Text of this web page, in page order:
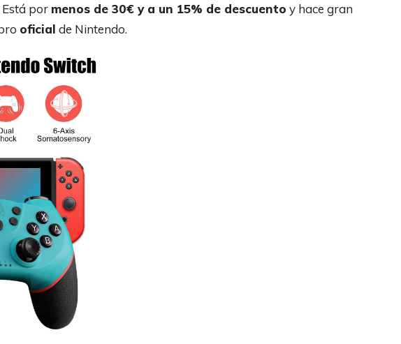
Está por menos de 30€ y a un 15% de descuento y hace gran
oficial de Nintendo.